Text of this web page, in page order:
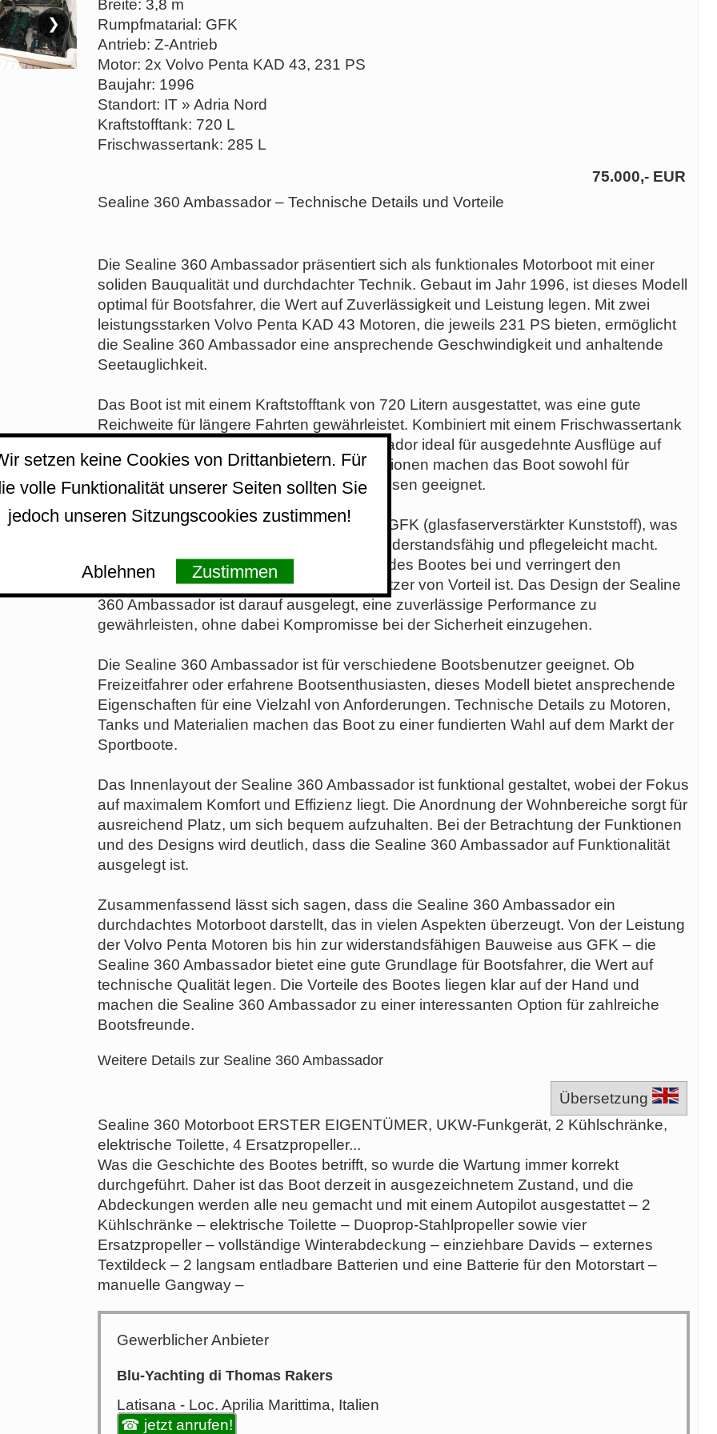
❯
Breite: 3,8 m
Rumpfmatarial: GFK
Antrieb: Z-Antrieb
Motor: 2x Volvo Penta KAD 43, 231 PS
Baujahr: 1996
Standort: IT » Adria Nord
Kraftstofftank: 720 L
Frischwassertank: 285 L
75.000,- EUR
Sealine 360 Ambassador – Technische Details und Vorteile
Die Sealine 360 Ambassador präsentiert sich als funktionales Motorboot mit einer
soliden Bauqualität und durchdachter Technik. Gebaut im Jahr 1996, ist dieses Modell
optimal für Bootsfahrer, die Wert auf Zuverlässigkeit und Leistung legen. Mit zwei
leistungsstarken Volvo Penta KAD 43 Motoren, die jeweils 231 PS bieten, ermöglicht
die Sealine 360 Ambassador eine ansprechende Geschwindigkeit und anhaltende
Seetauglichkeit.
Das Boot ist mit einem Kraftstofftank von 720 Litern ausgestattet, was eine gute
Reichweite für längere Fahrten gewährleistet. Kombiniert mit einem Frischwassertank
von 285 Litern ist die Sealine 360 Ambassador ideal für ausgedehnte Ausflüge auf
dem Wasser. Diese technischen Spezifikationen machen das Boot sowohl für
Tagesausflüge als auch für mehrtägige Reisen geeignet.
Die Konstruktion des Rumpfs besteht aus GFK (glasfaserverstärkter Kunststoff), was
die Sealine 360 Ambassador besonders widerstandsfähig und pflegeleicht macht.
Diese Materialwahl trägt zur Langlebigkeit des Bootes bei und verringert den
Wartungsaufwand, was für viele Bootsbesitzer von Vorteil ist. Das Design der Sealine
360 Ambassador ist darauf ausgelegt, eine zuverlässige Performance zu
gewährleisten, ohne dabei Kompromisse bei der Sicherheit einzugehen.
Die Sealine 360 Ambassador ist für verschiedene Bootsbenutzer geeignet. Ob
Freizeitfahrer oder erfahrene Bootsenthusiasten, dieses Modell bietet ansprechende
Eigenschaften für eine Vielzahl von Anforderungen. Technische Details zu Motoren,
Tanks und Materialien machen das Boot zu einer fundierten Wahl auf dem Markt der
Sportboote.
Das Innenlayout der Sealine 360 Ambassador ist funktional gestaltet, wobei der Fokus
auf maximalem Komfort und Effizienz liegt. Die Anordnung der Wohnbereiche sorgt für
ausreichend Platz, um sich bequem aufzuhalten. Bei der Betrachtung der Funktionen
und des Designs wird deutlich, dass die Sealine 360 Ambassador auf Funktionalität
ausgelegt ist.
Zusammenfassend lässt sich sagen, dass die Sealine 360 Ambassador ein
durchdachtes Motorboot darstellt, das in vielen Aspekten überzeugt. Von der Leistung
der Volvo Penta Motoren bis hin zur widerstandsfähigen Bauweise aus GFK – die
Sealine 360 Ambassador bietet eine gute Grundlage für Bootsfahrer, die Wert auf
technische Qualität legen. Die Vorteile des Bootes liegen klar auf der Hand und
machen die Sealine 360 Ambassador zu einer interessanten Option für zahlreiche
Bootsfreunde.
Weitere Details zur Sealine 360 Ambassador
Übersetzung
Sealine 360 Motorboot ERSTER EIGENTÜMER, UKW-Funkgerät, 2 Kühlschränke,
elektrische Toilette, 4 Ersatzpropeller...
Was die Geschichte des Bootes betrifft, so wurde die Wartung immer korrekt
durchgeführt. Daher ist das Boot derzeit in ausgezeichnetem Zustand, und die
Abdeckungen werden alle neu gemacht und mit einem Autopilot ausgestattet – 2
Kühlschränke – elektrische Toilette – Duoprop-Stahlpropeller sowie vier
Ersatzpropeller – vollständige Winterabdeckung – einziehbare Davids – externes
Textildeck – 2 langsam entladbare Batterien und eine Batterie für den Motorstart –
manuelle Gangway –
Gewerblicher Anbieter
Blu-Yachting di Thomas Rakers
Latisana - Loc. Aprilia Marittima, Italien
☎ jetzt anrufen!
setzen keine Cookies von Drittanbietern. Für
volle Funktionalität unserer Seiten sollten Sie
jedoch unseren Sitzungscookies zustimmen!
Ablehnen Zustimmen